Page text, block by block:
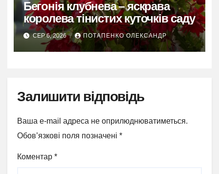
Бегонія клубнева – яскрава
королева тінистих куточків саду
СЕР 6, 2026 ПОТАПЕНКО ОЛЕКСАНДР
Залишити відповідь
Ваша e-mail адреса не оприлюднюватиметься.
Обов’язкові поля позначені *
Коментар *